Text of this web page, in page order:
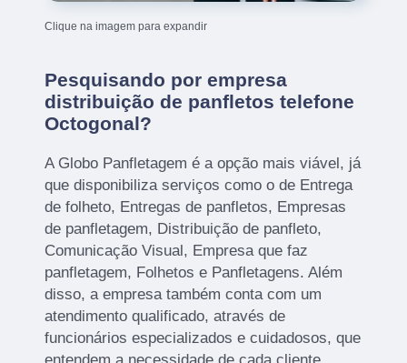
Clique na imagem para expandir
Pesquisando por empresa
distribuição de panfletos telefone
Octogonal?
A Globo Panfletagem é a opção mais viável, já
que disponibiliza serviços como o de Entrega
de folheto, Entregas de panfletos, Empresas
de panfletagem, Distribuição de panfleto,
Comunicação Visual, Empresa que faz
panfletagem, Folhetos e Panfletagens. Além
disso, a empresa também conta com um
atendimento qualificado, através de
funcionários especializados e cuidadosos, que
entendem a necessidade de cada cliente.